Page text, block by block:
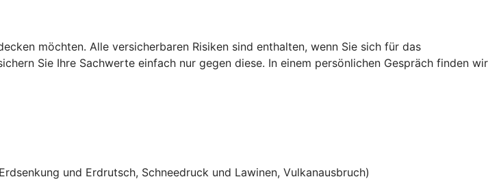
möchten. Alle versicherbaren Risiken sind enthalten, wenn Sie sich für das
Sie Ihre Sachwerte einfach nur gegen diese. In einem persönlichen Gespräch finden wir
und Erdrutsch, Schneedruck und Lawinen, Vulkanausbruch)